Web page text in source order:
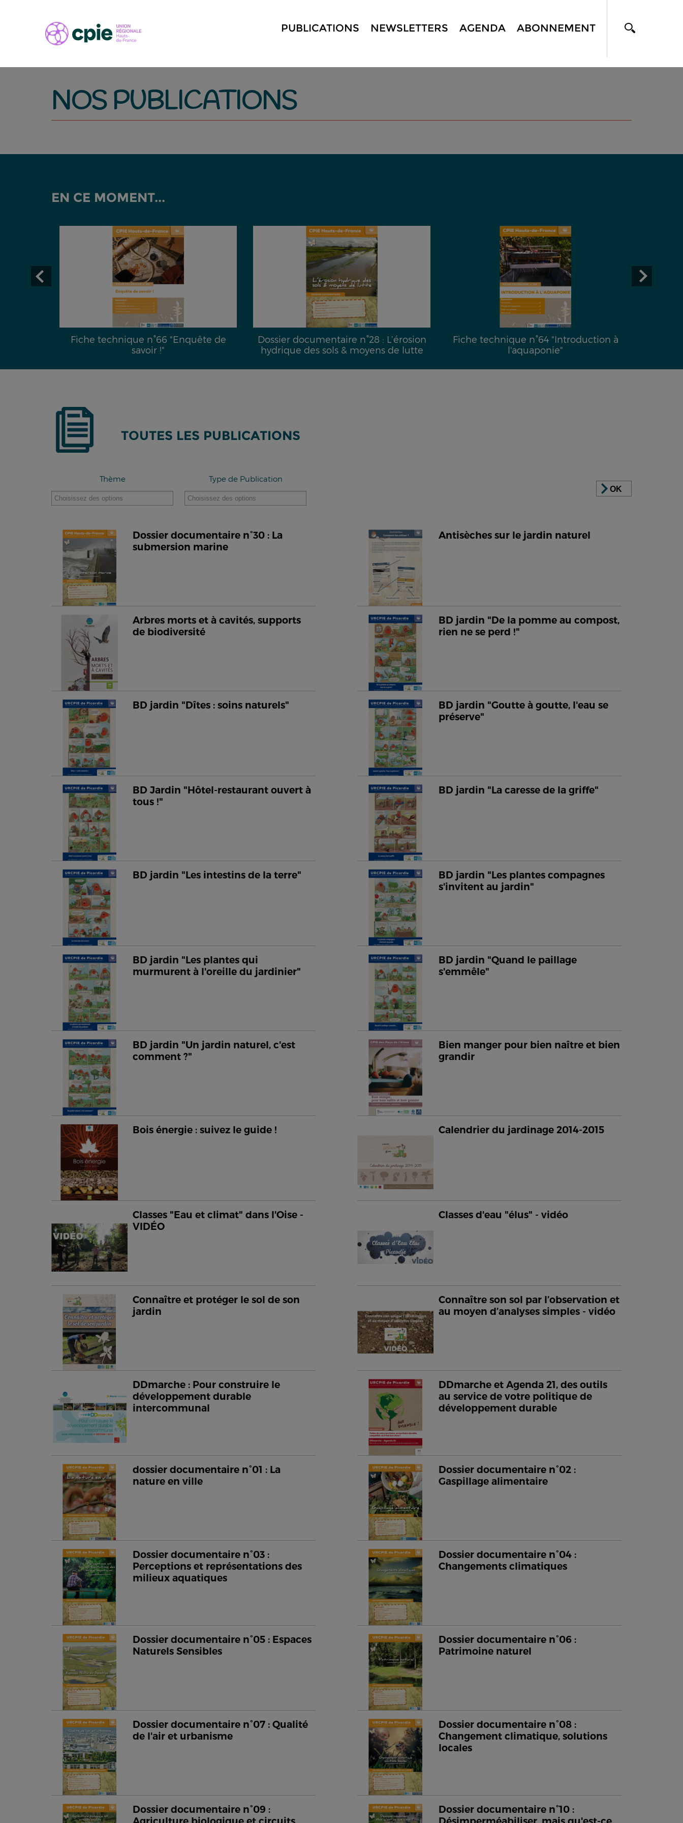
PUBLICATIONS NEWSLETTERS AGENDA ABONNEMENT
NOS PUBLICATIONS
EN CE MOMENT...
Fiche technique n°66 "Enquête de
savoir !"
Dossier documentaire n°28 : L’érosion
hydrique des sols & moyens de lutte
Fiche technique n°64 "Introduction à
l'aquaponie"
TOUTES LES PUBLICATIONS
Thème Type de Publication
OK
Dossier documentaire n°30 : La
submersion marine
Antisèches sur le jardin naturel
Arbres morts et à cavités, supports
de biodiversité
BD jardin "De la pomme au compost,
rien ne se perd !"
BD jardin "Dîtes : soins naturels"
BD jardin "Goutte à goutte, l'eau se
préserve"
BD Jardin "Hôtel-restaurant ouvert à
tous !"
BD jardin "La caresse de la griffe"
BD jardin "Les intestins de la terre"
BD jardin "Les plantes compagnes
s'invitent au jardin"
BD jardin "Les plantes qui
murmurent à l'oreille du jardinier"
BD jardin "Quand le paillage
s'emmêle"
BD jardin "Un jardin naturel, c'est
comment ?"
Bien manger pour bien naître et bien
grandir
Bois énergie : suivez le guide ! Calendrier du jardinage 2014-2015
Classes "Eau et climat" dans l'Oise -
VIDÉO
Classes d'eau "élus" - vidéo
Connaître et protéger le sol de son
jardin
Connaître son sol par l’observation et
au moyen d’analyses simples - vidéo
DDmarche : Pour construire le
développement durable
intercommunal
DDmarche et Agenda 21, des outils
au service de votre politique de
développement durable
dossier documentaire n°01 : La
nature en ville
Dossier documentaire n°02 :
Gaspillage alimentaire
Dossier documentaire n°03 :
Perceptions et représentations des
milieux aquatiques
Dossier documentaire n°04 :
Changements climatiques
Dossier documentaire n°05 : Espaces
Naturels Sensibles
Dossier documentaire n°06 :
Patrimoine naturel
Dossier documentaire n°07 : Qualité
de l'air et urbanisme
Dossier documentaire n°08 :
Changement climatique, solutions
locales
Dossier documentaire n°09 :
Dossier documentaire n°10 :